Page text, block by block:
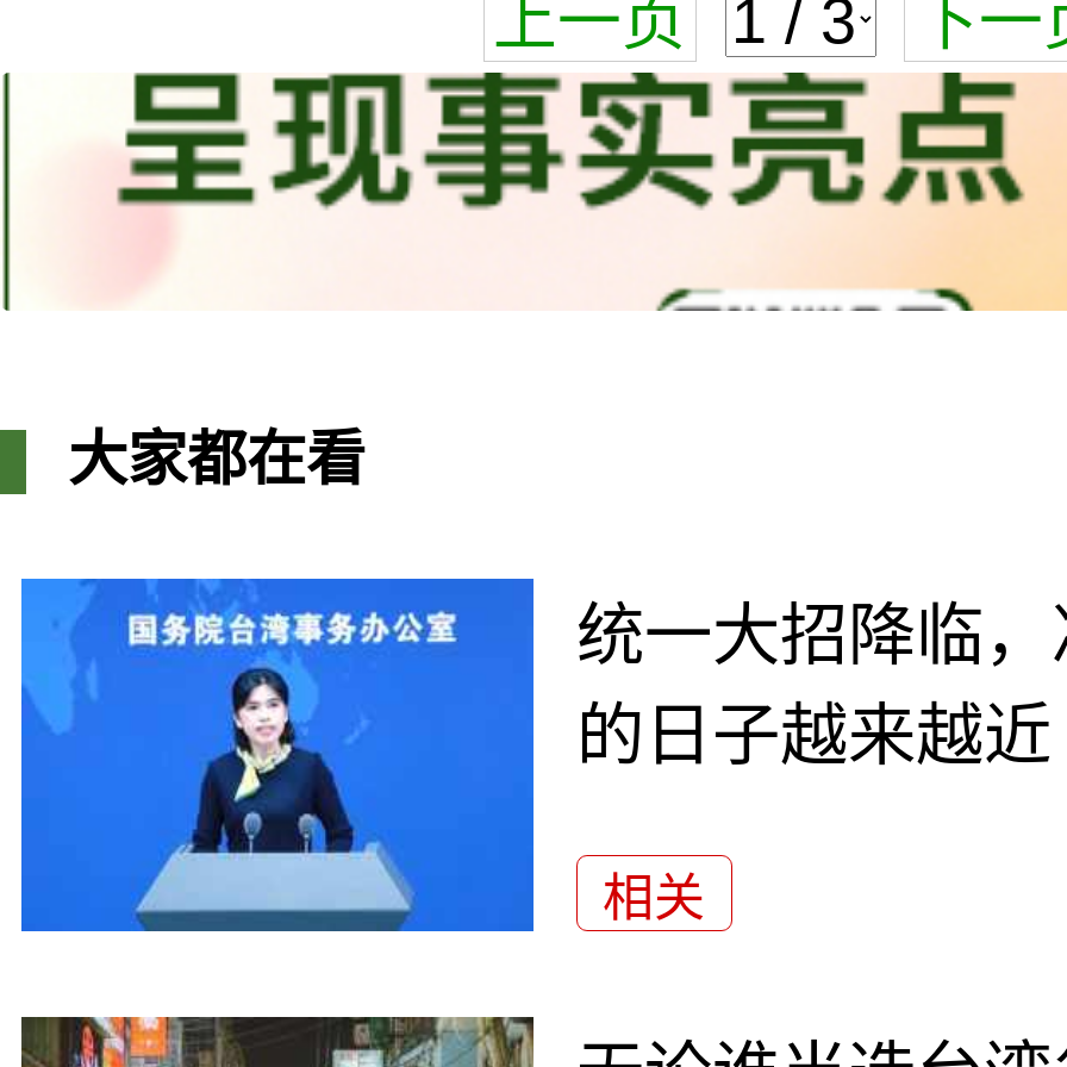
上一页 下
大家都在看
统一大招降临
的日子越来越近
相关